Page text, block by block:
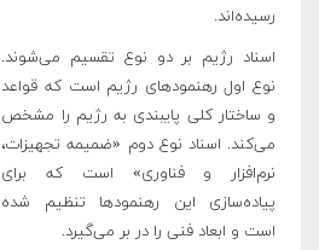
رسیده‌اند.
اسناد رژیم بر دو نوع تقسیم می‌شوند.
نوع اول رهنمودهای رژیم است که قواعد
و ساختار کلی پایبندی به رژیم را مشخص
می‌کند. اسناد نوع دوم «ضمیمه تجهیزات‏،
نرم‌افزار و فناوری» است که برای
پیاده‌سازی این رهنمودها تنظیم شده
است و ابعاد فنی را در بر می‌گیرد.